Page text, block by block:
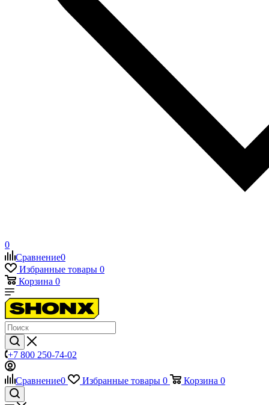
0
Сравнение0
Избранные товары 0
Корзина 0
+7 800 250-74-02
Сравнение0 Избранные товары 0 Корзина 0